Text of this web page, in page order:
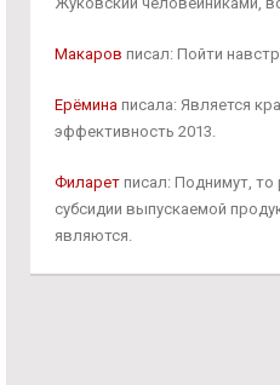
Макаров писал: Пойти
Ерёминаписала: Является
эффективность 2013.
Филаретписал: Поднимут, то
субсидии выпускаемой
являются.